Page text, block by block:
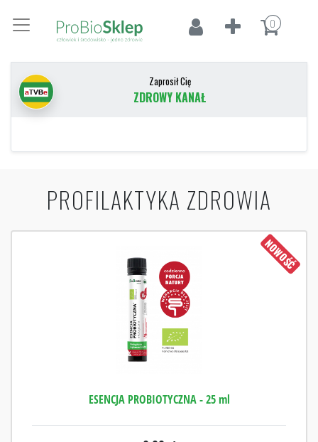
0
Zaprosił Cię
ZDROWY KANAŁ
PROFILAKTYKA ZDROWIA
NOWOŚĆ
ESENCJA PROBIOTYCZNA - 25 ml